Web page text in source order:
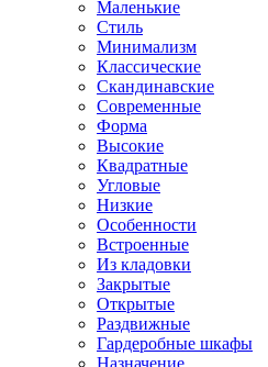
Маленькие
Стиль
Минимализм
Классические
Скандинавские
Современные
Форма
Высокие
Квадратные
Угловые
Низкие
Особенности
Встроенные
Из кладовки
Закрытые
Открытые
Раздвижные
Гардеробные шкафы
Назначение